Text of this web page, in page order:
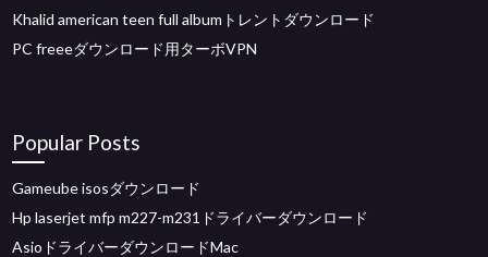
Khalid american teen full albumトレントダウンロード
PC freeeダウンロード用ターボVPN
Popular Posts
Gameube isosダウンロード
Hp laserjet mfp m227-m231ドライバーダウンロード
AsioドライバーダウンロードMac